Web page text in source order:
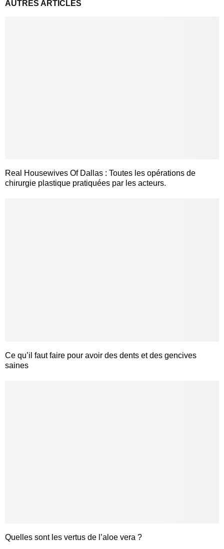
AUTRES ARTICLES
Real Housewives Of Dallas : Toutes les opérations de
chirurgie plastique pratiquées par les acteurs.
Ce qu’il faut faire pour avoir des dents et des gencives
saines
Quelles sont les vertus de l’aloe vera ?